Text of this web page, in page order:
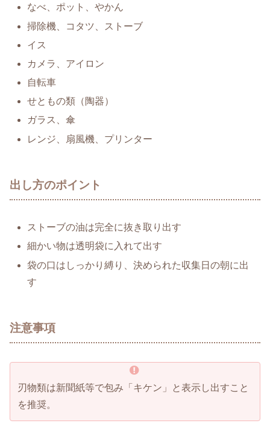
なべ、ポット、やかん
掃除機、コタツ、ストーブ
イス
カメラ、アイロン
自転車
せともの類（陶器）
ガラス、傘
レンジ、扇風機、プリンター
出し方のポイント
ストーブの油は完全に抜き取り出す
細かい物は透明袋に入れて出す
袋の口はしっかり縛り、決められた収集日の朝に出
す
注意事項
刃物類は新聞紙等で包み「キケン」と表示し出すこと
を推奨。